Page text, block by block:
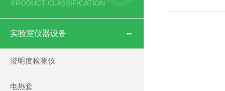
PRODUCT CLASSIFICATION
实验室仪器设备
澄明度检测仪
电热套